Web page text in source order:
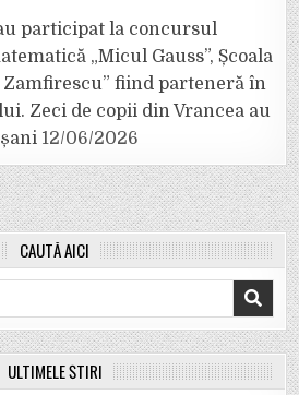
participat la concursul
„Micul Gauss”, Școala
fiind parteneră în
Zeci de copii din Vrancea au
12/06/2026
CAUTĂ AICI
ULTIMELE ȘTIRI